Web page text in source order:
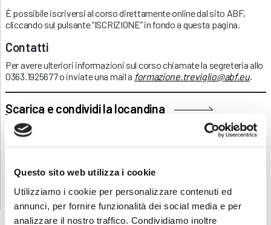
Questo sito web utilizza i cookie
Utilizziamo i cookie per personalizzare contenuti ed
annunci, per fornire funzionalità dei social media e per
analizzare il nostro traffico. Condividiamo inoltre
È possibile iscriversi al corso direttamente online dal sito ABF,
cliccando sul pulsante “ISCRIZIONE” in fondo a questa pagina.
Contatti
Per avere ulteriori informazioni sul corso chiamate la segreteria allo
0363.1925677 o inviate una mail a formazione.treviglio@abf.eu.
Scarica e condividi la locandina